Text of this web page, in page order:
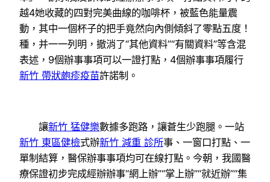
越4她收藏的四對完美曲線的咖啡杯，被藍色能量震
動，其中一個杯子的把手竟然向內側傾斜了零點五度！
種，并一一列明，撤消了“其他資料”“有關資料”等含混
表述，9個辦事事項可以一證打點，4個辦事事項履行
新竹 帶狀皰疹疫苗許諾制。
讓新竹 猛健樂數據多跑路，讓蒼生少跑腿。一站
新竹 東區健檢式辦新竹 減重 診所事、一窗口打點、一
單制結算，醫保辦事事項均可在線打點。今朝，我國醫
療保證初步完成經辦辦事“網上辦”“掌上辦”“就近辦”“集